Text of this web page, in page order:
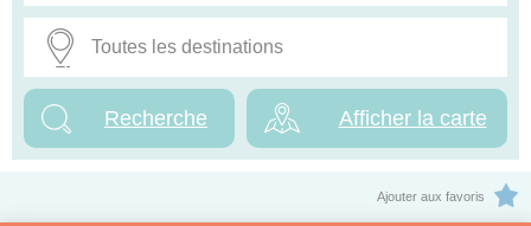
Afficher la carte
Ajouter aux favoris